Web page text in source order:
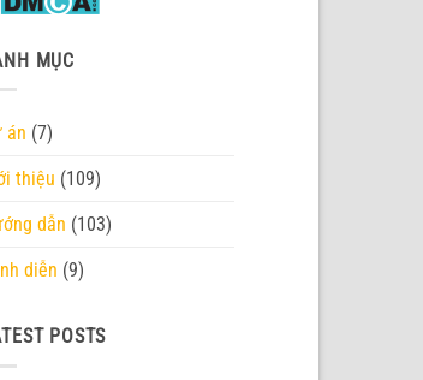
MỤC
án (7)
thiệu (109)
dẫn (103)
diễn (9)
POSTS